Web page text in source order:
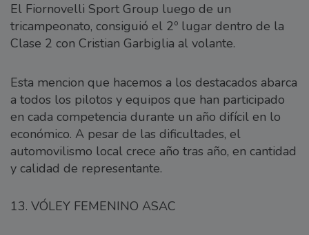
El Fiornovelli Sport Group luego de un
tricampeonato, consiguió el 2º lugar dentro de la
Clase 2 con Cristian Garbiglia al volante.
Esta mencion que hacemos a los destacados abarca
a todos los pilotos y equipos que han participado
en cada competencia durante un año difícil en lo
económico. A pesar de las dificultades, el
automovilismo local crece año tras año, en cantidad
y calidad de representante.
13. VÓLEY FEMENINO ASAC